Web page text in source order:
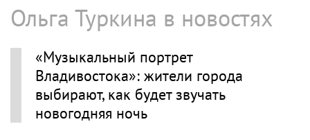
Ольга Туркина в новостях
«Музыкальный портрет
Владивостока»: жители города
выбирают, как будет звучать
новогодняя ночь